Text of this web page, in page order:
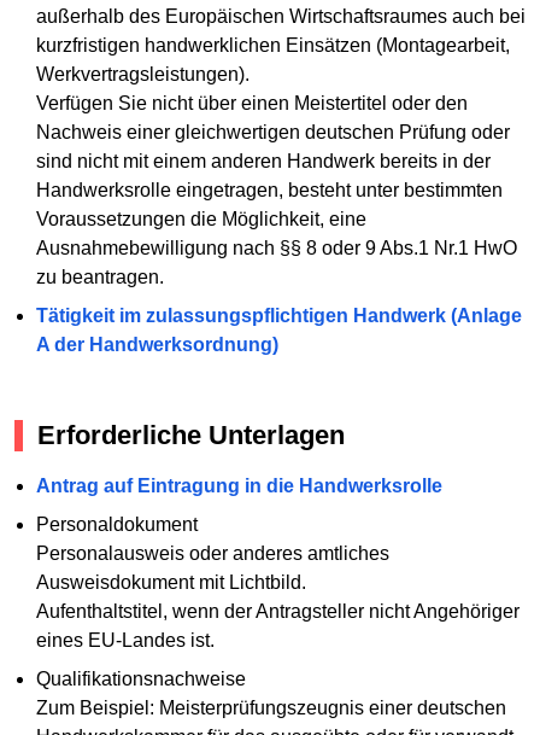
außerhalb des Europäischen Wirtschaftsraumes auch bei
kurzfristigen handwerklichen Einsätzen (Montagearbeit,
Werkvertragsleistungen).
Verfügen Sie nicht über einen Meistertitel oder den
Nachweis einer gleichwertigen deutschen Prüfung oder
sind nicht mit einem anderen Handwerk bereits in der
Handwerksrolle eingetragen, besteht unter bestimmten
Voraussetzungen die Möglichkeit, eine
Ausnahmebewilligung nach §§ 8 oder 9 Abs.1 Nr.1 HwO
zu beantragen.
Tätigkeit im zulassungspflichtigen Handwerk (Anlage
A der Handwerksordnung)
Erforderliche Unterlagen
Antrag auf Eintragung in die Handwerksrolle
Personaldokument
Personalausweis oder anderes amtliches
Ausweisdokument mit Lichtbild.
Aufenthaltstitel, wenn der Antragsteller nicht Angehöriger
eines EU-Landes ist.
Qualifikationsnachweise
Zum Beispiel: Meisterprüfungszeugnis einer deutschen